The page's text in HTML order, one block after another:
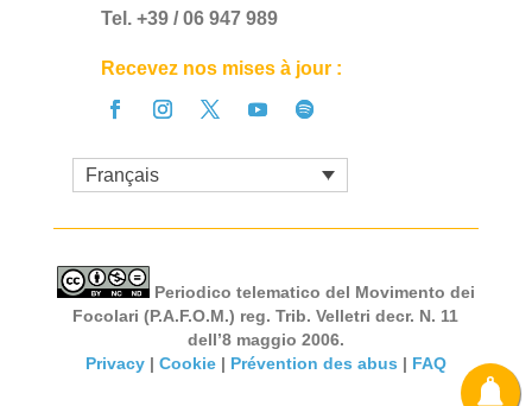
Tel. +39 / 06 947 989
Recevez nos mises à jour :
Français
Periodico telematico del Movimento dei
Focolari (P.A.F.O.M.) reg. Trib. Velletri decr. N. 11
dell’8 maggio 2006.
Privacy| Cookie| Prévention des abus | FAQ